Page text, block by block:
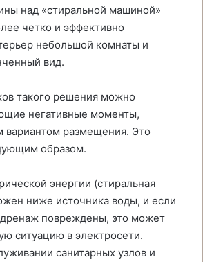
над «стиральной машиной»
четко и эффективно
небольшой комнаты и
вид.
такого решения можно
негативные моменты,
вариантом размещения. Это
образом.
энергии (стиральная
ниже источника воды, и если
повреждены, это может
ситуацию в электросети.
санитарных узлов и